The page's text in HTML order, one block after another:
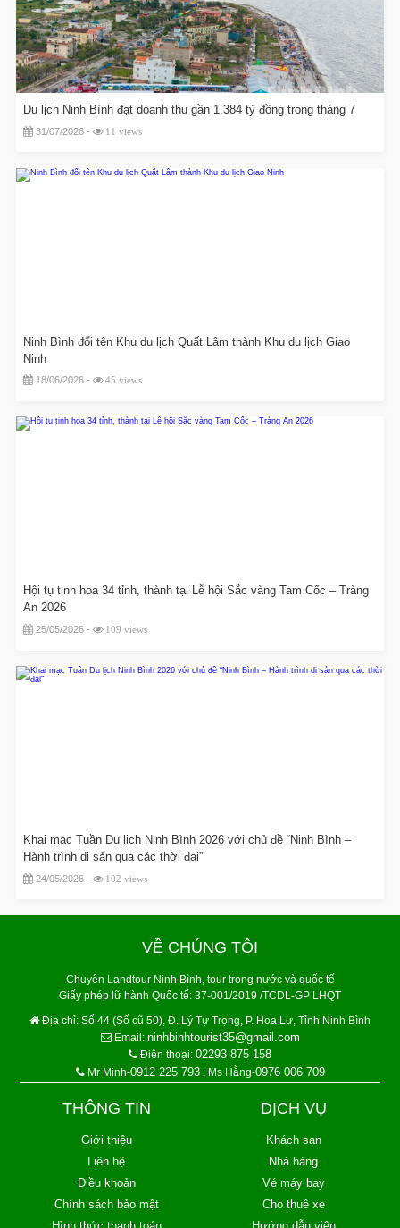
Du lịch Ninh Bình đạt doanh thu gần 1.384 tỷ đồng trong tháng 7
31/07/2026 - 11 views
Ninh Bình đổi tên Khu du lịch Quất Lâm thành Khu du lịch Giao
Ninh
18/06/2026 - 45 views
Hội tụ tinh hoa 34 tỉnh, thành tại Lễ hội Sắc vàng Tam Cốc – Tràng
An 2026
25/05/2026 - 109 views
Khai mạc Tuần Du lịch Ninh Bình 2026 với chủ đề “Ninh Bình –
Hành trình di sản qua các thời đại”
24/05/2026 - 102 views
VỀ CHÚNG TÔI
Chuyên Landtour Ninh Bình, tour trong nước và quốc tế
Giấy phép lữ hành Quốc tế: 37-001/2019 /TCDL-GP LHQT
Địa chỉ: Số 44 (Số cũ 50), Đ. Lý Tự Trọng, P. Hoa Lư, Tỉnh Ninh Bình
Email: ninhbinhtourist35@gmail.com
Điện thoại: 02293 875 158
Mr Minh-0912 225 793; Ms Hằng-0976 006 709
THÔNG TIN
Giới thiệu
Liên hệ
Điều khoản
Chính sách bảo mật
DỊCH VỤ
Khách sạn
Nhà hàng
Vé máy bay
Cho thuê xe